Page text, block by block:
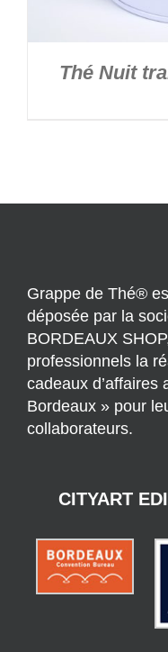
Thé Nuit
Grappe de Thé®
déposée par la
BORDEAUX
professionnels la
cadeaux d’affaires
Bordeaux » pour
collaborateurs.
CITYART